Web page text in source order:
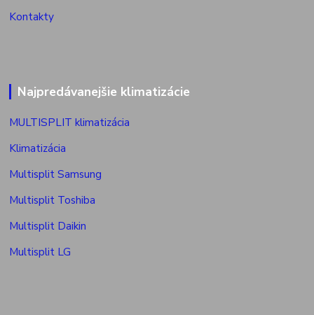
Kontakty
Najpredávanejšie klimatizácie
MULTISPLIT klimatizácia
Klimatizácia
Multisplit Samsung
Multisplit Toshiba
Multisplit Daikin
Multisplit LG